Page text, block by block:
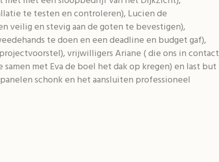
te testen en controleren), Lucien de
veilig en stevig aan de goten te bevestigen),
te doen en een deadline en budget gaf),
vrijwilligers Ariane ( die ons in contact
met Eva de boel het dak op kregen) en last but
schonk en het aansluiten professioneel